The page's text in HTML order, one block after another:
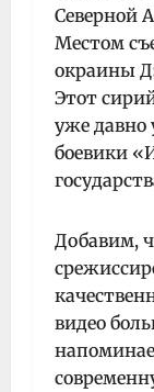
Северной
Местом
окраины
Этот
уже
боевики
Добавим,
видео